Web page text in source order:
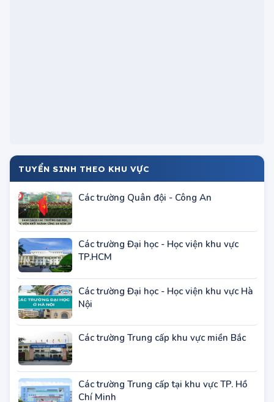
Các trường Đại học - Học viện khu vực
Các trường Đại học - Học viện khu vực Hà
Nội
Các trường Trung cấp khu vực miền Bắc
Các trường Trung cấp tại khu vực TP. Hồ
BÀI VIẾT ĐANG HOT